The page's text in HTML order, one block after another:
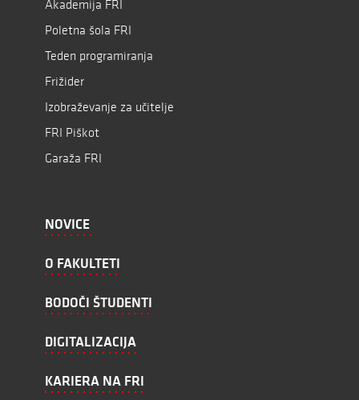
Akademija FRI
Poletna šola FRI
Teden programiranja
Frižider
Izobraževanje za učitelje
FRI Piškot
Garaža FRI
NOVICE
O FAKULTETI
BODOČI ŠTUDENTI
DIGITALIZACIJA
KARIERA NA FRI